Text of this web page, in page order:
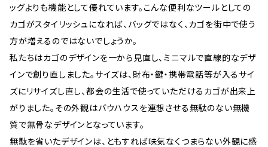
ッグよりも機能として優れています。こんな便利なツールとしての
カゴがスタイリッシュになれば、バッグではなく、カゴを街中で使う
方が増えるのではないでしょうか。
私たちはカゴのデザインを一から見直し、ミニマルで直線的なデザ
インで創り直しました。サイズは、財布・鍵・携帯電話等が入るサイ
ズにリサイズし直し、都会の生活で使っていただけるカゴが出来上
がりました。その外観はバウハウスを連想させる無駄のない無機
質で無骨なデザインとなっています。
無駄を省いたデザインは、ともすれば味気なくつまらない外観に感